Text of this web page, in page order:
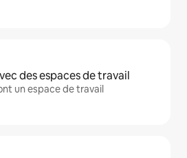
des espaces de travail
un espace de travail